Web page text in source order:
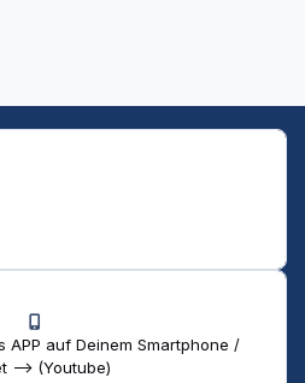
APP auf Deinem Smartphone /
--> (Youtube)